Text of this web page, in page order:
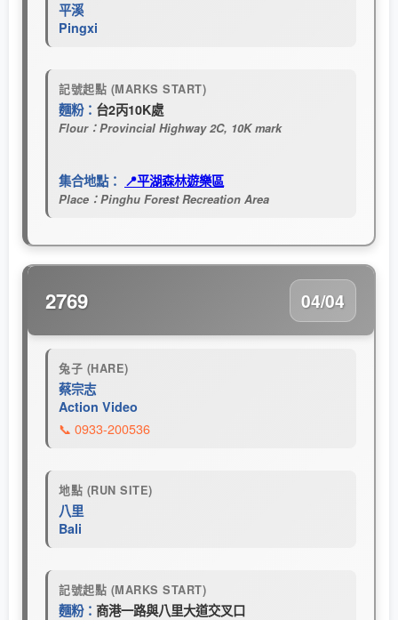
平溪
Pingxi
記號起點 (MARKS START)
麵粉： 台2丙10K處
Flour：Provincial Highway 2C, 10K mark
集合地點： 📍平湖森林遊樂區
Place：Pinghu Forest Recreation Area
2769 04/04
兔子 (HARE)
蔡宗志
Action Video
📞 0933-200536
地點 (RUN SITE)
八里
Bali
記號起點 (MARKS START)
麵粉： 商港一路與八里大道交叉口